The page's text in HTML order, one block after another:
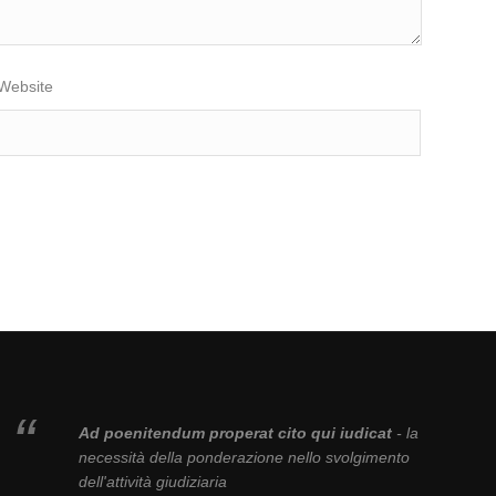
Ad poenitendum properat cito qui iudicat- la
necessità della ponderazione nello svolgimento
dell'attività giudiziaria